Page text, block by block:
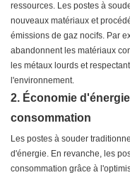
ressources. Les postes à
nouveaux matériaux et
émissions de gaz nocifs. Par
abandonnent les matériaux
les métaux lourds et
l'environnement.
2. Économie
consommation
Les postes à souder
d'énergie. En revanche, les
consommation grâce à